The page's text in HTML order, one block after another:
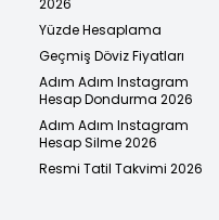
Yüzde Hesaplama
Geçmiş Döviz Fiyatları
Adım Adım Instagram
Hesap Dondurma 2026
Adım Adım Instagram
Hesap Silme 2026
Resmi Tatil Takvimi 2026